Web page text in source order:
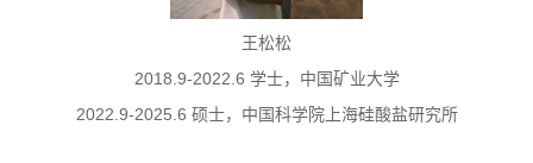
王松松
2018.9-2022.6 学士，中国矿业大学
2022.9-2025.6 硕士，中国科学院上海硅酸盐研究所